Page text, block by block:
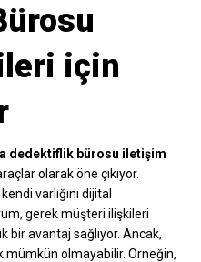
için
dedektiflik bürosu iletişim
olarak öne çıkıyor.
varlığını dijital
gerek müşteri ilişkileri
bir avantaj sağlıyor. Ancak,
olmayabilir. Örneğin,